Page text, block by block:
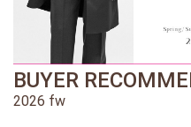
BUYER
2026 fw